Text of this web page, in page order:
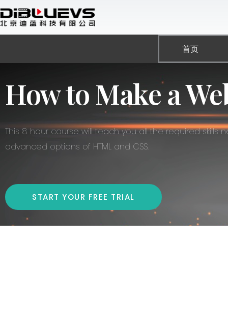
跳
至
内
首页
How to Make a
This 8 hour course will teach you all the required
advanced options of HTML and CSS.
START YOUR FREE TRIAL